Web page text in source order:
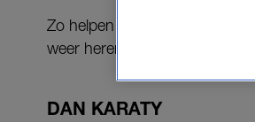
Zo helpen Wolter Kroes en
weer herenigd met haar hond
DAN KARATY